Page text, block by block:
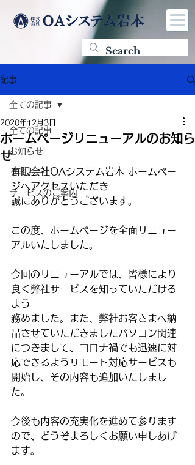
記事
全ての記事
お知らせ
セミナー
サービスのご案内
全ての記事
ホームページリニューアルのお知ら
せ
2020年12月3日
有限会社OAシステム岩本 ホームペー
ジへアクセスいただき
誠にありがとうございます。
この度、ホームページを全面リニュー
アルいたしました。
今回のリニューアルでは、皆様により
良く弊社サービスを知っていただける
よう
務めました。また、弊社お客さまへ納
品させていただきましたパソコン関連
につきまして、コロナ禍でも迅速に対
応できるようリモート対応サービスも
開始し、その内容も追加いたしまし
た。
今後も内容の充実化を進めて参ります
ので、どうぞよろしくお願い申しあげ
ます。